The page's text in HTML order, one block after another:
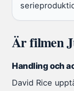
Är filmen
Handling och
David Rice